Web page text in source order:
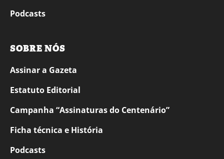
Podcasts
SOBRE NÓS
Assinar a Gazeta
Estatuto Editorial
Campanha “Assinaturas do Centenário”
Ficha técnica e História
Podcasts